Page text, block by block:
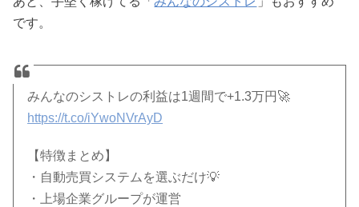
です。
みんなのシストレの利益は1週間で+1.3万円🚀
https://t.co/iYwoNVrAyD
【特徴まとめ】
・自動売買システムを選ぶだけ💡
・上場企業グループが運営